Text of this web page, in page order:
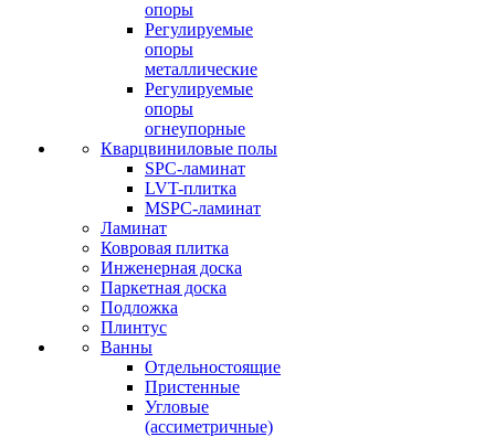
опоры
Регулируемые
опоры
металлические
Регулируемые
опоры
огнеупорные
Кварцвиниловые полы
SPC-ламинат
LVT-плитка
MSPC-ламинат
Ламинат
Ковровая плитка
Инженерная доска
Паркетная доска
Подложка
Плинтус
Ванны
Отдельностоящие
Пристенные
Угловые
(ассиметричные)